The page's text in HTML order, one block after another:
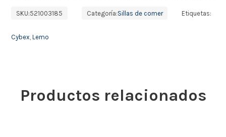
SKU:521003185 Categoría:Sillas de comer Etiquetas:
Cybex,Lemo
Productos relacionados